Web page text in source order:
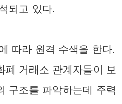
되고 있다.
따라 원격 수색을 한다.
폐 거래소 관계자들이 보
구조를 파악하는데 주력